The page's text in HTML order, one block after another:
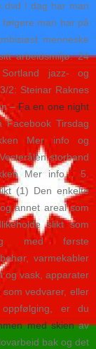
I dag har man
man har på
menneske
arbeidsmiljø. 24
jazz- og
2: Steinar Raknes
– Fa en one night
Tirsdag
Mer info og
storband
Mer info… 5.
(1) Den enkelte
annet areal som
slikt som
med første
varmekabler
og vask, apparater
vedvarer, eller
er du
med skienav
bak og det